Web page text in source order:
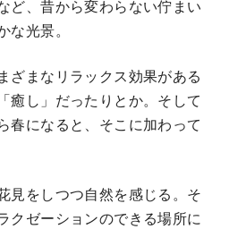
ど、昔から変わらない佇まい
光景。
ざまなリラックス効果がある
癒し」だったりとか。そして
春になると、そこに加わって
見をしつつ自然を感じる。そ
クゼーションのできる場所に